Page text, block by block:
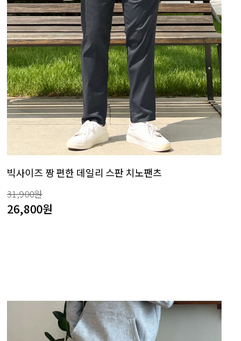
빅사이즈 짱 편한 데일리 스판 치노팬츠
31,900원
26,800원